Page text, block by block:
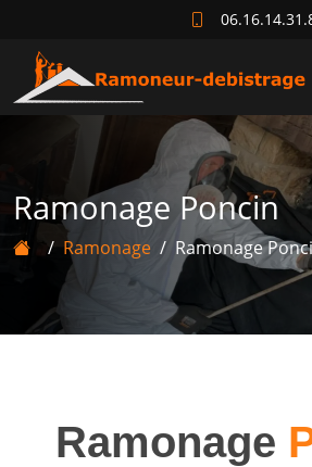
Ramonage Poncin
Ramonage Ramonage
Ramonage